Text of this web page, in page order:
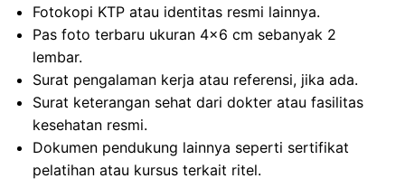
Fotokopi KTP atau identitas resmi lainnya.
Pas foto terbaru ukuran 4×6 cm sebanyak 2
lembar.
Surat pengalaman kerja atau referensi, jika ada.
Surat keterangan sehat dari dokter atau fasilitas
kesehatan resmi.
Dokumen pendukung lainnya seperti sertifikat
pelatihan atau kursus terkait ritel.